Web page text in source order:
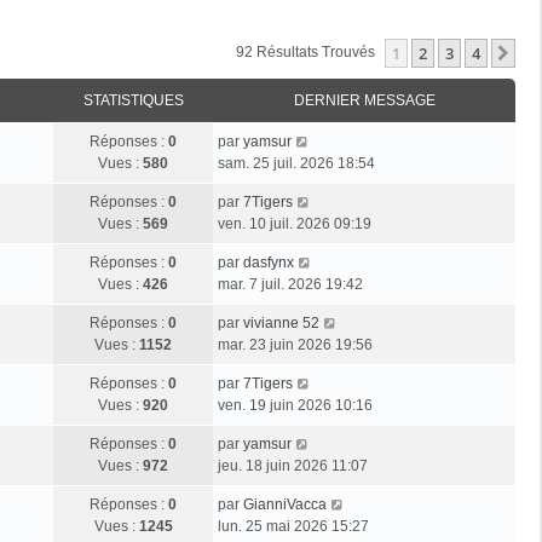
92 Résultats Trouvés 1 2 3 4
STATISTIQUES DERNIER MESSAGE
Réponses : 0
Vues : 580
par yamsur
sam. 25 juil. 2026 18:54
Réponses : 0
Vues : 569
par 7Tigers
ven. 10 juil. 2026 09:19
Réponses : 0
Vues : 426
par dasfynx
mar. 7 juil. 2026 19:42
Réponses : 0
Vues : 1152
par vivianne 52
mar. 23 juin 2026 19:56
Réponses : 0
Vues : 920
par 7Tigers
ven. 19 juin 2026 10:16
Réponses : 0
Vues : 972
par yamsur
jeu. 18 juin 2026 11:07
Réponses : 0
Vues : 1245
par GianniVacca
lun. 25 mai 2026 15:27